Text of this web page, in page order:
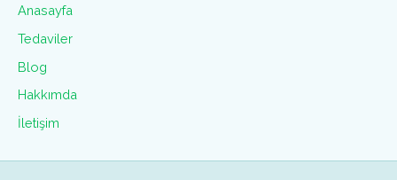
Anasayfa
Tedaviler
Blog
Hakkımda
İletişim